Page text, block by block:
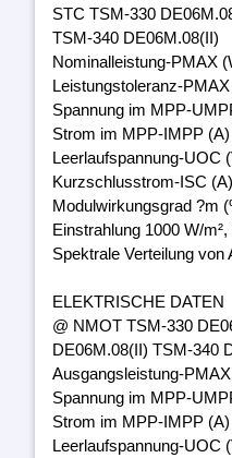
STC TSM-330
TSM-340 DE06M.08(II)
Nominalleistung-PMAX
Leistungstoleranz-
Spannung im MPP-
Strom im MPP-IMPP
Leerlaufspannung-UOC
Kurzschlusstrom-ISC
Modulwirkungsgrad ?m
Einstrahlung 1000 W/
Spektrale Verteilung
ELEKTRISCHE DATEN
@ NMOT TSM-330
DE06M.08(II) TSM-340
Ausgangsleistung-
Spannung im MPP-
Strom im MPP-IMPP
Leerlaufspannung-UOC